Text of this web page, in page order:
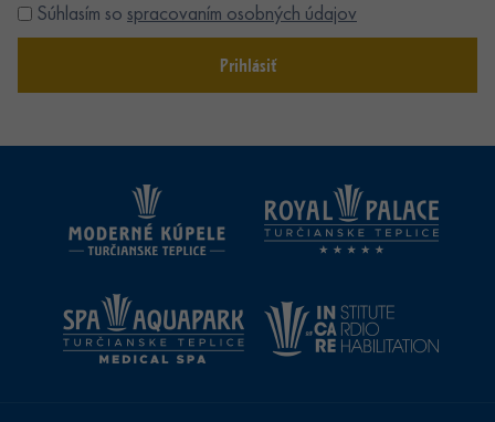
Súhlasím so spracovaním osobných údajov
Prihlásiť